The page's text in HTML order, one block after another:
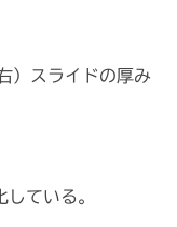
）スライドの厚み
ている。